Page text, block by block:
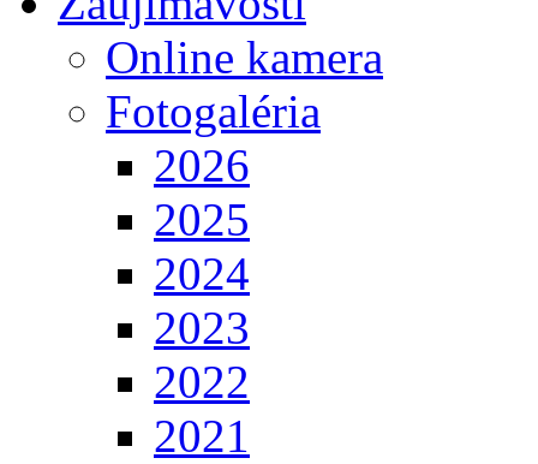
Online kamera
Fotogaléria
2026
2025
2024
2023
2022
2021